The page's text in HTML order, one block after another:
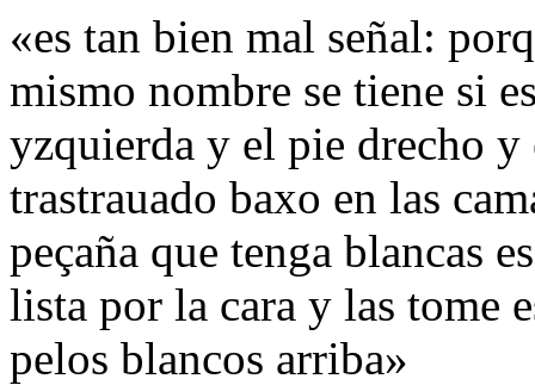
«es tan bien mal señal:
mismo nombre se tiene si
yzquierda y el pie drecho y
trastrauado baxo en las
peçaña que tenga blancas
lista por la cara y las tome
pelos blancos arriba»